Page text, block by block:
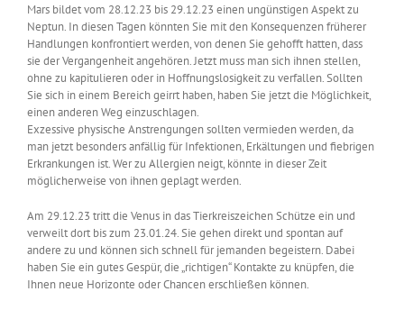
Mars bildet vom 28.12.23 bis 29.12.23 einen ungünstigen Aspekt zu
Neptun. In diesen Tagen könnten Sie mit den Konsequenzen früherer
Handlungen konfrontiert werden, von denen Sie gehofft hatten, dass
sie der Vergangenheit angehören. Jetzt muss man sich ihnen stellen,
ohne zu kapitulieren oder in Hoffnungslosigkeit zu verfallen. Sollten
Sie sich in einem Bereich geirrt haben, haben Sie jetzt die Möglichkeit,
einen anderen Weg einzuschlagen.
Exzessive physische Anstrengungen sollten vermieden werden, da
man jetzt besonders anfällig für Infektionen, Erkältungen und fiebrigen
Erkrankungen ist. Wer zu Allergien neigt, könnte in dieser Zeit
möglicherweise von ihnen geplagt werden.
Am 29.12.23 tritt die Venus in das Tierkreiszeichen Schütze ein und
verweilt dort bis zum 23.01.24. Sie gehen direkt und spontan auf
andere zu und können sich schnell für jemanden begeistern. Dabei
haben Sie ein gutes Gespür, die „richtigen“ Kontakte zu knüpfen, die
Ihnen neue Horizonte oder Chancen erschließen können.